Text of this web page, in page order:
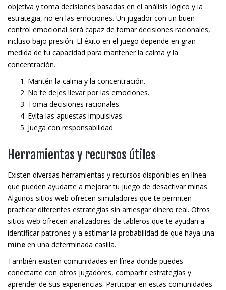
objetiva y toma decisiones basadas en el análisis lógico y la
estrategia, no en las emociones. Un jugador con un buen
control emocional será capaz de tomar decisiones racionales,
incluso bajo presión. El éxito en el juego depende en gran
medida de tu capacidad para mantener la calma y la
concentración.
Mantén la calma y la concentración.
No te dejes llevar por las emociones.
Toma decisiones racionales.
Evita las apuestas impulsivas.
Juega con responsabilidad.
Herramientas y recursos útiles
Existen diversas herramientas y recursos disponibles en línea
que pueden ayudarte a mejorar tu juego de desactivar minas.
Algunos sitios web ofrecen simuladores que te permiten
practicar diferentes estrategias sin arriesgar dinero real. Otros
sitios web ofrecen analizadores de tableros que te ayudan a
identificar patrones y a estimar la probabilidad de que haya una
mine en una determinada casilla.
También existen comunidades en línea donde puedes
conectarte con otros jugadores, compartir estrategias y
aprender de sus experiencias. Participar en estas comunidades